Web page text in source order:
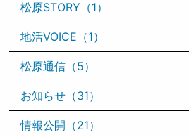
松原STORY（1）
地活VOICE（1）
松原通信（5）
お知らせ（31）
情報公開（21）